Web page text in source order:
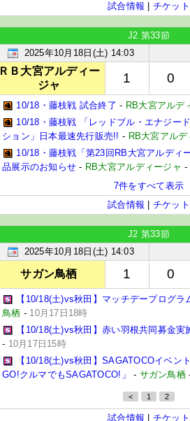
試合情報
チケット
J2 第33節
2025年10月18日(土) 14:03
ＲＢ大宮アルディー
ジャ
1 0
10/18・藤枝戦 試合終了 - RB大宮アルデ
10/18・藤枝戦 「レッドブル・エナジー
ション」日本最速先行販売!! - RB大宮アル
10/18・藤枝戦「第23回RB大宮アルディ
品展示のお知らせ - RB大宮アルディージャ -
7件をすべて表示
試合情報
チケット
J2 第33節
2025年10月18日(土) 14:03
サガン鳥栖 1 0
【10/18(土)vs秋田】マッチデープログラ
鳥栖 - 10月17日18時
【10/18(土)vs秋田】赤い羽根共同募金実
- 10月17日15時
【10/18(土)vs秋田】SAGATOCOイベン
GO!クルマでもSAGATOCO!」
- サガン鳥栖
< 1 2
試合情報 チケット